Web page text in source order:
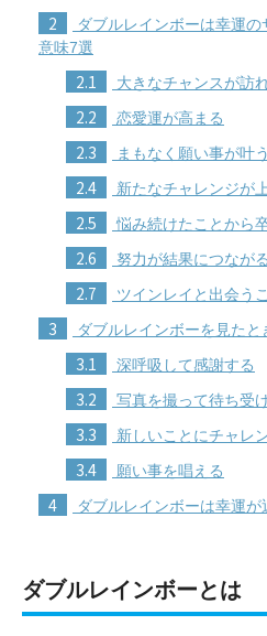
2
ダブルレインボーは幸運
意味7選
2.1 大きなチャンスが訪
2.2 恋愛運が高まる
2.3 まもなく願い事が叶う
2.4 新たなチャレンジが
2.5 悩み続けたことから
2.6 努力が結果につながる
2.7 ツインレイと出会う
3 ダブルレインボーを見た
3.1 深呼吸して感謝する
3.2 写真を撮って待ち受
3.3 新しいことにチャレ
3.4 願い事を唱える
4 ダブルレインボーは幸運
ダブルレインボーとは